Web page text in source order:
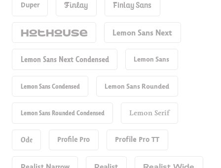
Duper Finlay Finlay Sans
Hot​house Lemon Sans Next
Lemon Sans Next Condensed Lemon Sans
Lemon Sans Condensed Lemon Sans Rounded
Lemon Sans Rounded Condensed Lemon Serif
Ode Profile Pro Profile Pro TT